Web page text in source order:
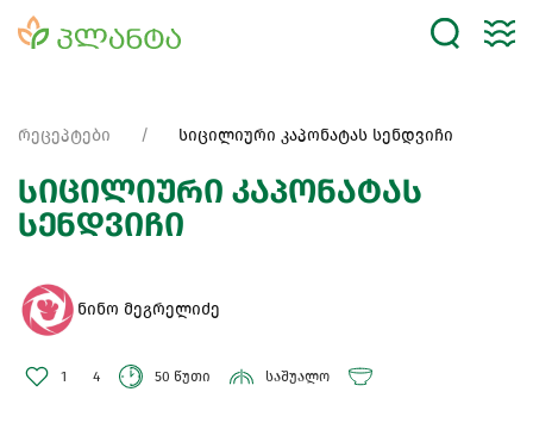
რეცეპტები სიცილიური კაპონატას სენდვიჩი
სიცილიური კაპონატას
სენდვიჩი
ნინო მეგრელიძე
1 4 50 წუთი საშუალო